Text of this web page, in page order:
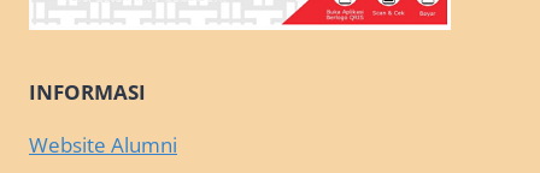
INFORMASI
Website Alumni